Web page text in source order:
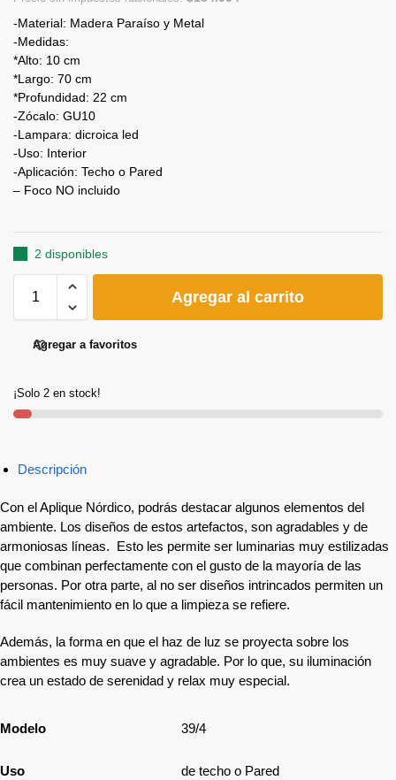
-Material: Madera Paraíso y Metal
-Medidas:
*Alto: 10 cm
*Largo: 70 cm
*Profundidad: 22 cm
-Zócalo: GU10
-Lampara: dicroica led
-Uso: Interior
-Aplicación: Techo o Pared
– Foco NO incluido
2 disponibles
Agregar al carrito
Agregar a favoritos
¡Solo 2 en stock!
Descripción
Con el Aplique Nórdico, podrás destacar algunos elementos del
ambiente. Los diseños de estos artefactos, son agradables y de
armoniosas líneas. Esto les permite ser luminarias muy estilizadas
que combinan perfectamente con el gusto de la mayoría de las
personas. Por otra parte, al no ser diseños intrincados permiten un
fácil mantenimiento en lo que a limpieza se refiere.
Además, la forma en que el haz de luz se proyecta sobre los
ambientes es muy suave y agradable. Por lo que, su iluminación
crea un estado de serenidad y relax muy especial.
Modelo 39/4
Uso de techo o Pared